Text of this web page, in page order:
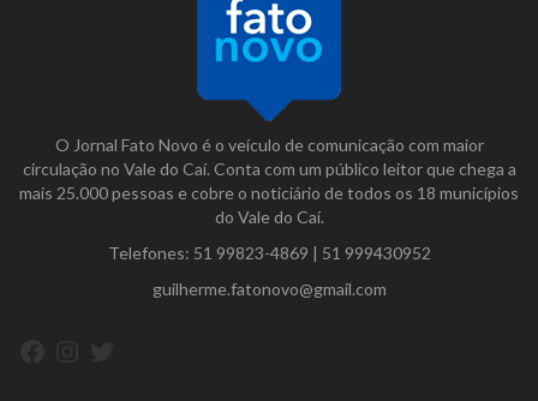
O Jornal Fato Novo é o veículo de comunicação com maior
circulação no Vale do Caí. Conta com um público leitor que chega a
mais 25.000 pessoas e cobre o noticiário de todos os 18 municípios
do Vale do Caí.
Telefones: 51 99823-4869 | 51 999430952
guilherme.fatonovo@gmail.com